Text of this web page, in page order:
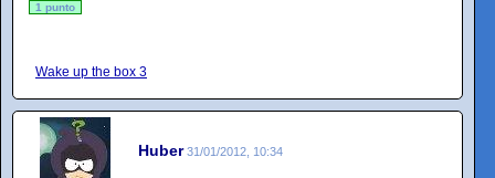
1 punto
Wake up the box 3
Huber 31/01/2012, 10:34